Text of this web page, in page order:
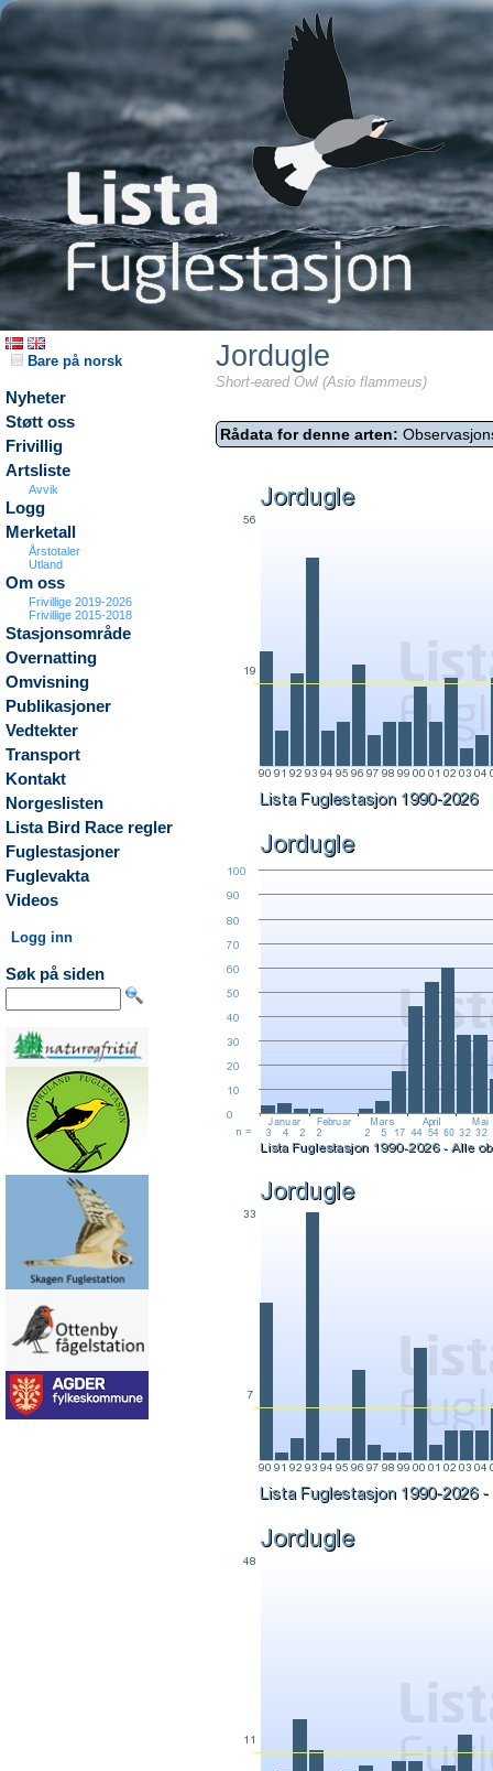
Bare på norsk
Nyheter
Støtt oss
Frivillig
Artsliste
Avvik
Logg
Merketall
Årstotaler
Utland
Om oss
Frivillige 2019-2026
Frivillige 2015-2018
Stasjonsområde
Overnatting
Omvisning
Publikasjoner
Vedtekter
Transport
Kontakt
Norgeslisten
Lista Bird Race regler
Fuglestasjoner
Fuglevakta
Videos
Logg inn
Søk på siden
Jordugle
Short-eared Owl (Asio flammeus)
Rådata for denne arten: